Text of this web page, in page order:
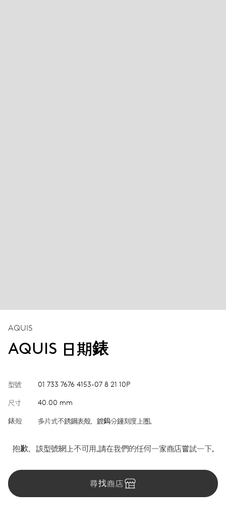
AQUIS
AQUIS 日期錶
型號 01 733 7676 4153-07 8 21 10P
尺寸 40.00 mm
錶殼 多片式不銹鋼表殼，鍍鎢分鍾刻度上圈。
抱歉，該型號網上不可用。請在我們的任何一家商店嘗試一下。
尋找商店